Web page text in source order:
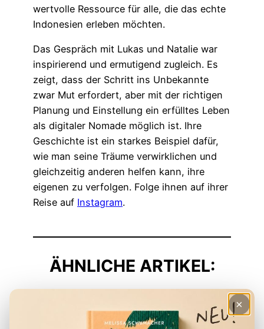
wertvolle Ressource für alle, die das echte
Indonesien erleben möchten.
Das Gespräch mit Lukas und Natalie war
inspirierend und ermutigend zugleich. Es
zeigt, dass der Schritt ins Unbekannte
zwar Mut erfordert, aber mit der richtigen
Planung und Einstellung ein erfülltes Leben
als digitaler Nomade möglich ist. Ihre
Geschichte ist ein starkes Beispiel dafür,
wie man seine Träume verwirklichen und
gleichzeitig anderen helfen kann, ihre
eigenen zu verfolgen. Folge ihnen auf ihrer
Reise auf Instagram.
ÄHNLICHE ARTIKEL:
×